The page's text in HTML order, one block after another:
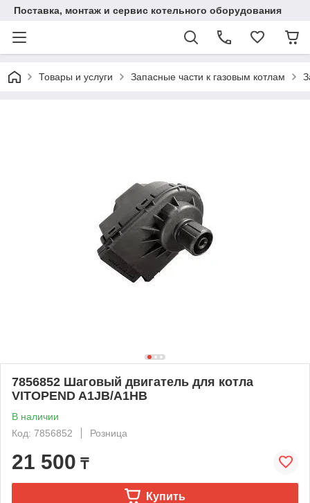
Поставка, монтаж и сервис котельного оборудования
Товары и услуги Запасные части к газовым котлам
7856852 Шаговый двигатель для котла
VITOPEND A1JB/A1HB
В наличии
Код: 7856852
Розница
21 500 ₸
Купить